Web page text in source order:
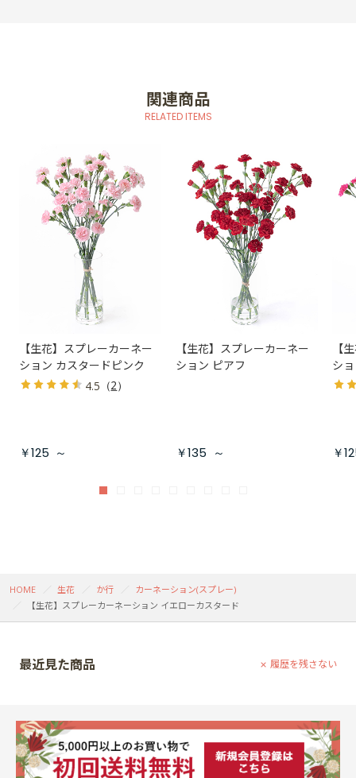
関連商品
RELATED ITEMS
【生花】スプレーカーネー
ション カスタードピンク
4.5 （2）
￥125 ～
【生花】スプレーカーネー
ション ピアフ
￥135 ～
【
シ
￥
HOME 生花 か行
カーネーション(スプレー)
【生花】スプレーカーネーション イエローカスタード
最近見た商品 履歴を残さない